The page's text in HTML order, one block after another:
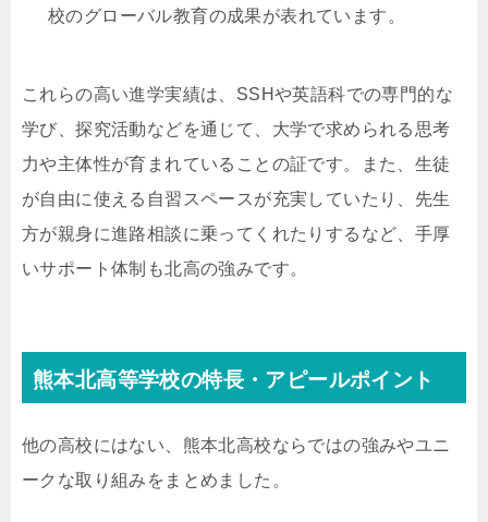
校のグローバル教育の成果が表れています。
これらの高い進学実績は、SSHや英語科での専門的な
学び、探究活動などを通じて、大学で求められる思考
力や主体性が育まれていることの証です。また、生徒
が自由に使える自習スペースが充実していたり、先生
方が親身に進路相談に乗ってくれたりするなど、手厚
いサポート体制も北高の強みです。
熊本北高等学校の特長・アピールポイント
他の高校にはない、熊本北高校ならではの強みやユニ
ークな取り組みをまとめました。